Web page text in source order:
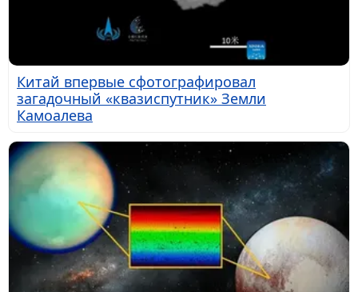
Китай впервые сфотографировал
загадочный «квазиспутник» Земли
Камоалева